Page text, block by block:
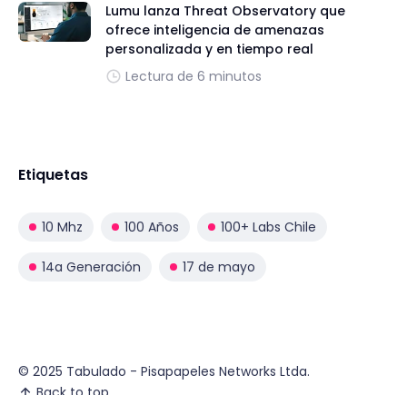
Lumu lanza Threat Observatory que
ofrece inteligencia de amenazas
personalizada y en tiempo real
Lectura de 6 minutos
Etiquetas
10 Mhz 100 Años 100+ Labs Chile
14a Generación 17 de mayo
© 2025 Tabulado - Pisapapeles Networks Ltda.